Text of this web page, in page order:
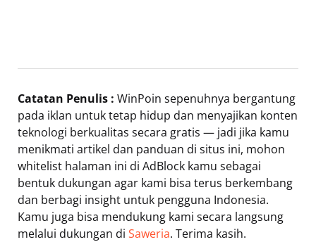
Catatan Penulis : WinPoin sepenuhnya bergantung
pada iklan untuk tetap hidup dan menyajikan konten
teknologi berkualitas secara gratis — jadi jika kamu
menikmati artikel dan panduan di situs ini, mohon
whitelist halaman ini di AdBlock kamu sebagai
bentuk dukungan agar kami bisa terus berkembang
dan berbagi insight untuk pengguna Indonesia.
Kamu juga bisa mendukung kami secara langsung
melalui dukungan di Saweria. Terima kasih.